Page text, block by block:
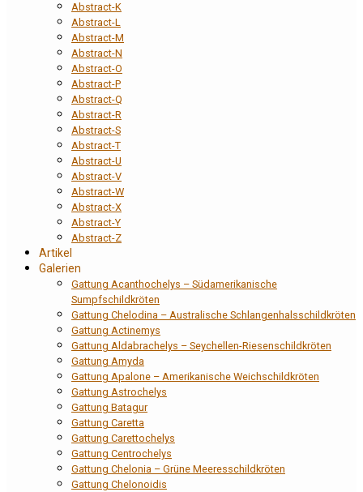
Abstract-K
Abstract-L
Abstract-M
Abstract-N
Abstract-O
Abstract-P
Abstract-Q
Abstract-R
Abstract-S
Abstract-T
Abstract-U
Abstract-V
Abstract-W
Abstract-X
Abstract-Y
Abstract-Z
Artikel
Galerien
Gattung Acanthochelys – Südamerikanische
Sumpfschildkröten
Gattung Chelodina – Australische Schlangenhalsschildkröten
Gattung Actinemys
Gattung Aldabrachelys – Seychellen-Riesenschildkröten
Gattung Amyda
Gattung Apalone – Amerikanische Weichschildkröten
Gattung Astrochelys
Gattung Batagur
Gattung Caretta
Gattung Carettochelys
Gattung Centrochelys
Gattung Chelonia – Grüne Meeresschildkröten
Gattung Chelonoidis